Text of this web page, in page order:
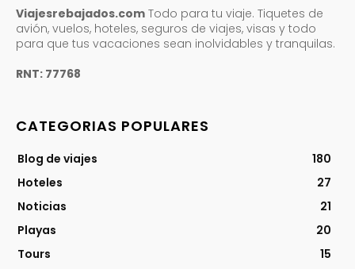
Viajesrebajados.com Todo para tu viaje. Tiquetes de
avión, vuelos, hoteles, seguros de viajes, visas y todo
para que tus vacaciones sean inolvidables y tranquilas.
RNT: 77768
CATEGORIAS POPULARES
Blog de viajes
180
Hoteles
27
Noticias
21
Playas
20
Tours
15